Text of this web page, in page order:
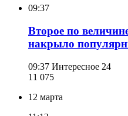
09:37
Второе по
накрыло
09:37 Интересное 24
11 075
12 марта